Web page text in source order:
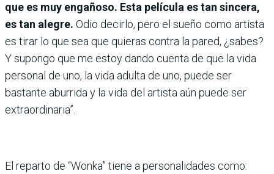
que es muy engañoso. Esta película es tan sincera,
es tan alegre. Odio decirlo, pero el sueño como artista
es tirar lo que sea que quieras contra la pared, ¿sabes?
Y supongo que me estoy dando cuenta de que la vida
personal de uno, la vida adulta de uno, puede ser
bastante aburrida y la vida del artista aún puede ser
extraordinaria”.
El reparto de “Wonka” tiene a personalidades como: